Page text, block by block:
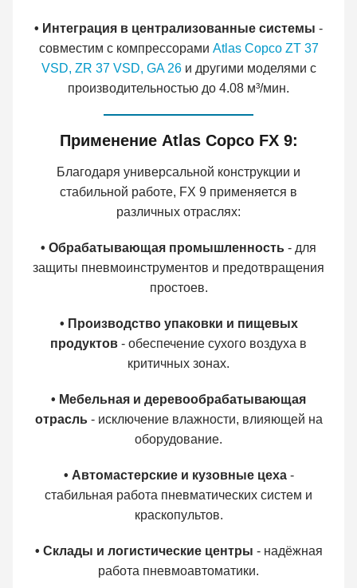
• Интеграция в централизованные системы -
совместим с компрессорами Atlas Copco ZT 37
VSD, ZR 37 VSD, GA 26и другими моделями с
производительностью до 4.08 м³/мин.
Применение Atlas Copco FX 9:
Благодаря универсальной конструкции и
стабильной работе, FX 9 применяется в
различных отраслях:
• Обрабатывающая промышленность - для
защиты пневмоинструментов и предотвращения
простоев.
• Производство упаковки и пищевых
продуктов - обеспечение сухого воздуха в
критичных зонах.
• Мебельная и деревообрабатывающая
отрасль - исключение влажности, влияющей на
оборудование.
• Автомастерские и кузовные цеха -
стабильная работа пневматических систем и
краскопультов.
• Склады и логистические центры - надёжная
работа пневмоавтоматики.